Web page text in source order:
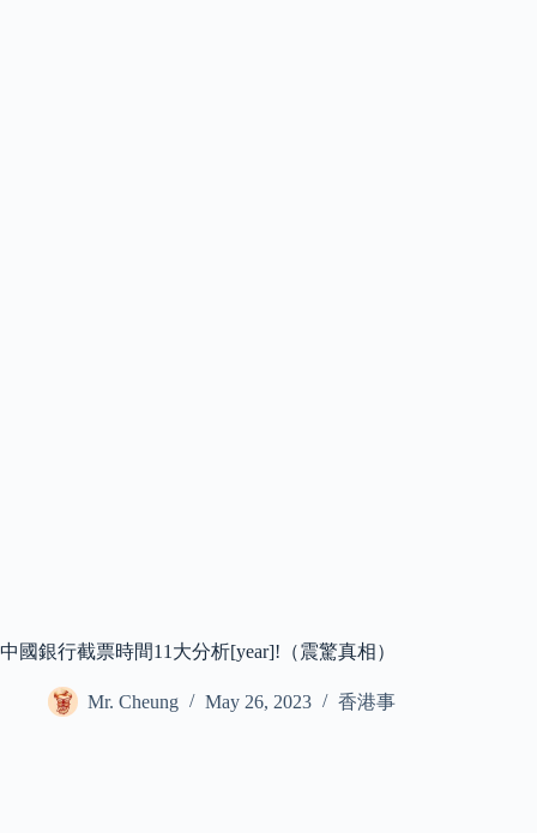
中國銀行截票時間11大分析[year]!（震驚真相）
Mr. Cheung May 26, 2023 香港事